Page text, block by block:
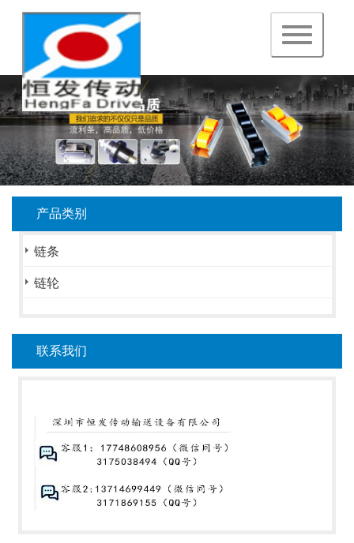
navigation
产品类别
链条
链轮
联系我们